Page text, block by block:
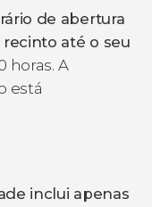
de abertura
recinto até o seu
horas. A
está
inclui apenas